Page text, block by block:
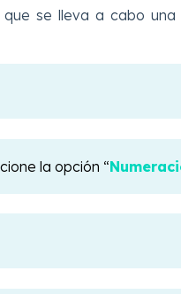
se lleva a cabo una
la opción “